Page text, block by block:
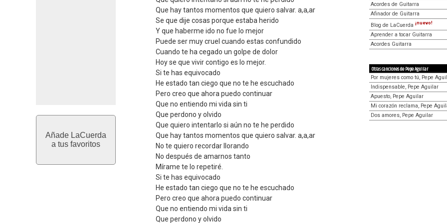
Añade LaCuerda
a tus favoritos
Que hay tantos momentos que quiero salvar. a,a,ar
Se que dije cosas porque estaba herido
Y que haberme ido no fue lo mejor
Puede ser muy cruel cuando estas confundido
Cuando te ha cegado un golpe de dolor
Hoy se que vivir contigo es lo mejor.
Si te has equivocado
He estado tan ciego que no te he escuchado
Pero creo que ahora puedo continuar
Que no entiendo mi vida sin ti
Que perdono y olvido
Que quiero intentarlo si aún no te he perdido
Que hay tantos momentos que quiero salvar. a,a,ar
No te quiero recordar llorando
No después de amarnos tanto
Mírame te lo repetiré.
Si te has equivocado
He estado tan ciego que no te he escuchado
Pero creo que ahora puedo continuar
Que no entiendo mi vida sin ti
Que perdono y olvido
Acordes de Guitarra
Afinador de Guitarra
Blog de LaCuerda ¡nuevo!
Aprender a tocar Guitarra
Acordes Guitarra
Otras canciones de Pepe Aguilar
Por mujeres como tú, Pepe
Indispensable, Pepe Aguilar
Apuesto, Pepe Aguilar
Mi corazón reclama, Pepe
Dos amores, Pepe Aguilar